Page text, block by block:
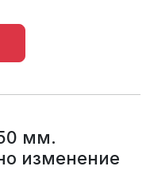
мм.
изменение